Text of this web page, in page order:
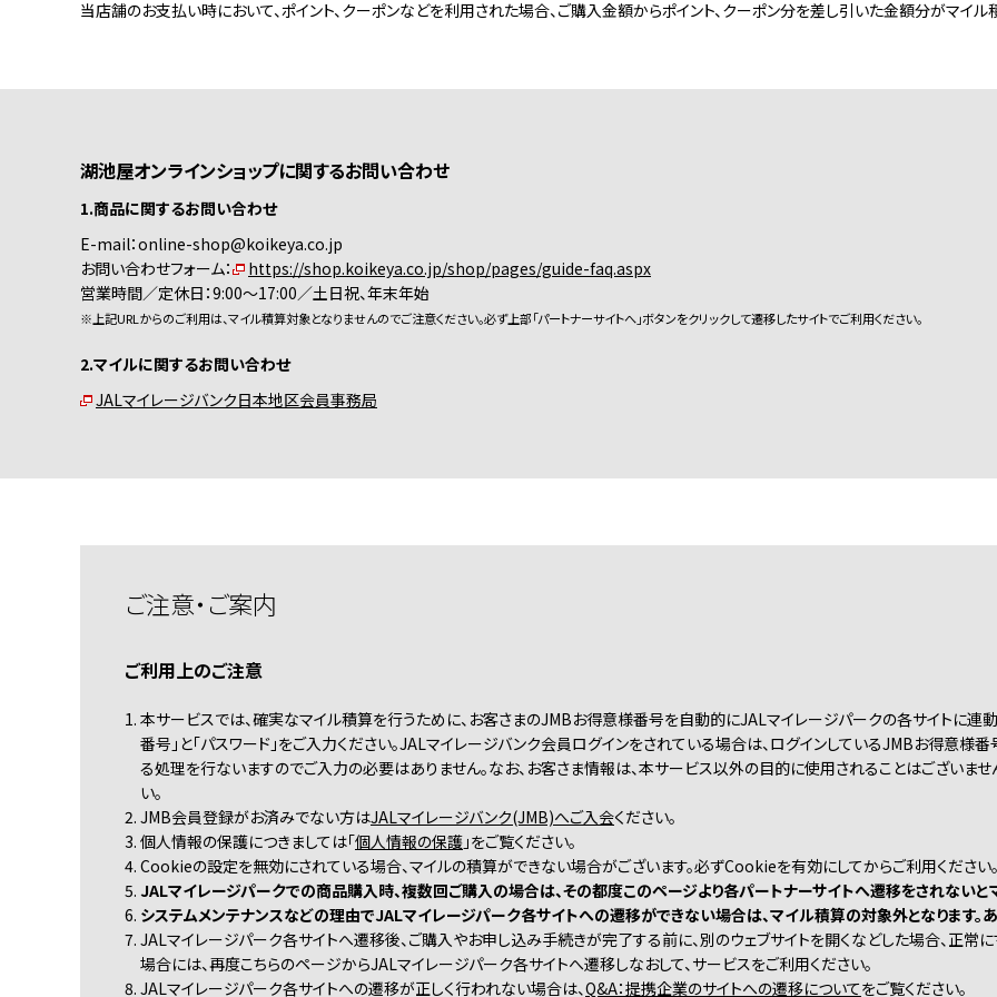
当店舗のお支払い時において、ポイント、クーポンなどを利用された場合、ご購入金額からポイント、クーポン分を差し引いた金額分がマイル
湖池屋オンラインショップに関するお問い合わせ
1.商品に関するお問い合わせ
E-mail：online-shop@koikeya.co.jp
お問い合わせフォーム：
https://shop.koikeya.co.jp/shop/pages/guide-faq.aspx
営業時間／定休日：9:00～17:00／土日祝、年末年始
※上記URLからのご利用は、マイル積算対象となりませんのでご注意ください。必ず上部「パートナーサイトへ」ボタンをクリックして遷移したサイトでご利用ください。
2.マイルに関するお問い合わせ
JALマイレージバンク日本地区会員事務局
ご注意・ご案内
ご利用上のご注意
1. 本サービスでは、確実なマイル積算を行うために、お客さまのJMBお得意様番号を自動的にJALマイレージパークの各サイトに連
番号」と「パスワード」をご入力ください。JALマイレージバンク会員ログインをされている場合は、ログインしているJMBお得意
る処理を行ないますのでご入力の必要はありません。なお、お客さま情報は、本サービス以外の目的に使用されることはございま
い。
2. JMB会員登録がお済みでない方はJALマイレージバンク(JMB)へご入会ください。
3. 個人情報の保護につきましては「個人情報の保護 」をご覧ください。
4. Cookieの設定を無効にされている場合、マイルの積算ができない場合がございます。必ずCookieを有効にしてからご利用ください。
5. JALマイレージパークでの商品購入時、複数回ご購入の場合は、その都度このページより各パートナーサイトへ遷移をされないと
6. システムメンテナンスなどの理由でJALマイレージパーク各サイトへの遷移ができない場合は、マイル積算の対象外となります。あ
7. JALマイレージパーク各サイトへ遷移後、ご購入やお申し込み手続きが完了する前に、別のウェブサイトを開くなどした場合、正常
場合には、再度こちらのページからJALマイレージパーク各サイトへ遷移しなおして、サービスをご利用ください。
8. JALマイレージパーク各サイトへの遷移が正しく行われない場合は、Q&A：提携企業のサイトへの遷移についてをご覧ください。